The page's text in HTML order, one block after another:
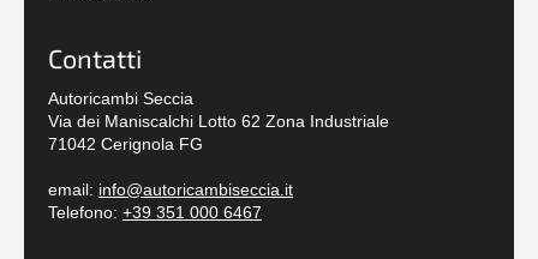
Contatti
Autoricambi Seccia
Via dei Maniscalchi Lotto 62 Zona Industriale
71042 Cerignola FG
email: info@autoricambiseccia.it
Telefono: +39 351 000 6467